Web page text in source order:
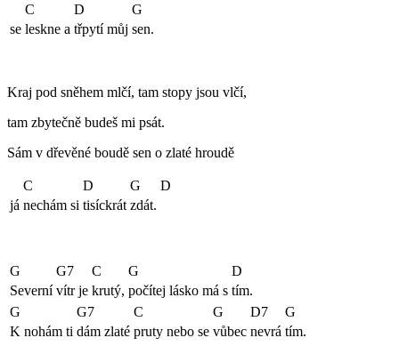
C
D
G
se leskne a třpytí můj sen.
Kraj pod sněhem mlčí, tam stopy jsou vlčí,
tam zbytečně budeš mi psát.
Sám v dřevěné boudě sen o zlaté hroudě
C D G
D
já nechám si tisíckrát zdát.
G G7 C G
D
Severní vítr je krutý, počítej lásko má s tím.
G
G7 C G D7
G
K nohám ti dám zlaté pruty nebo se vůbec nevrá tím.